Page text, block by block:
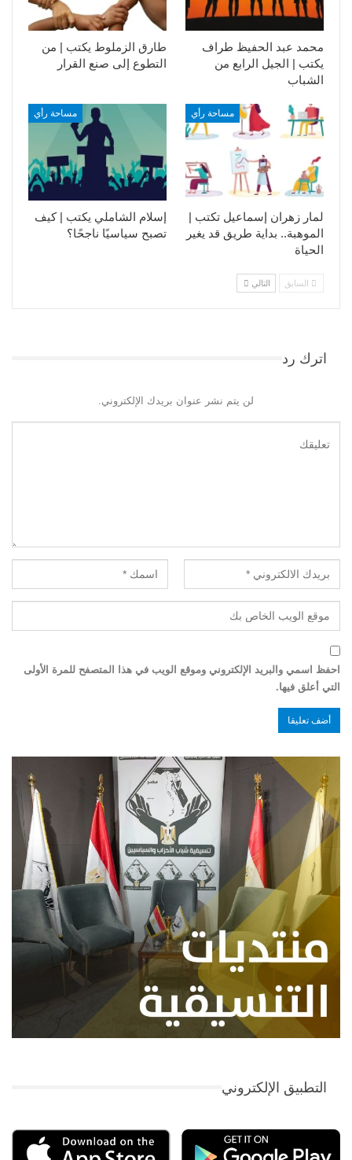
طارق الزملوط يكتب | من
التطوع إلى صنع القرار
محمد عبد الحفيظ طراف
يكتب | الجيل الرابع من
الشباب
مساحة رأي
إسلام الشاملي يكتب | كيف
تصبح سياسيًا ناجحًا؟
مساحة رأي
لمار زهران إسماعيل تكتب |
الموهبة.. بداية طريق قد يغير
الحياة
السابق التالي
اترك رد
لن يتم نشر عنوان بريدك الإلكتروني.
احفظ اسمي والبريد الإلكتروني وموقع الويب في هذا المتصفح للمرة الأولى
التي أعلق فيها.
التطبيق الإلكتروني